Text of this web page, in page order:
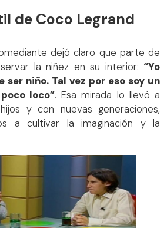
de Coco Legrand
dejó claro que parte de
la niñez en su interior: “Yo
ser niño. Tal vez por eso soy un
loco”. Esa mirada lo llevó a
y con nuevas generaciones,
a cultivar la imaginación y la